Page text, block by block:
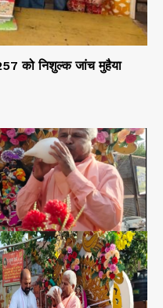
को निशुल्क जांच मुहैया